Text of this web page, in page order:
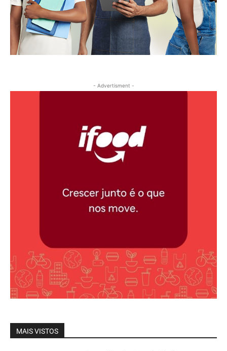
- Advertisment -
MAIS VISTOS